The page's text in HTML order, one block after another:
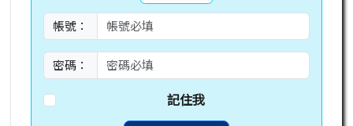
帳號：
密碼：
記住我